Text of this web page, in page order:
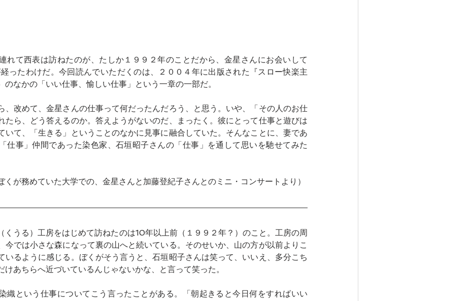
れて西表は訪ねたのが、たしか１９９２年のことだから、金星さんにお会いして
ったわけだ。今回読んでいただくのは、２００４年に出版された『スロー快楽主
のなかの「いい仕事、愉しい仕事」という一章の一部だ。
、改めて、金星さんの仕事って何だったんだろう、と思う。いや、「その人のお仕
たら、どう答えるのか。答えようがないのだ、まったく。彼にとって仕事と遊びは
いて、「生きる」ということのなかに見事に融合していた。そんなことに、妻であ
仕事」仲間であった染色家、石垣昭子さんの「仕事」を通して思いを馳せてみた
くが務めていた大学での、金星さんと加藤登紀子さんとのミニ・コンサートより）
くうる）工房をはじめて訪ねたのは10年以上前（１９９２年？）のこと。工房の周
今では小さな森になって裏の山へと続いている。そのせいか、山の方が以前よりこ
いるように感じる。ぼくがそう言うと、石垣昭子さんは笑って、いいえ、多分こち
けあちらへ近づいているんじゃないかな、と言って笑った。
織という仕事についてこう言ったことがある。「朝起きると今日何をすればいい